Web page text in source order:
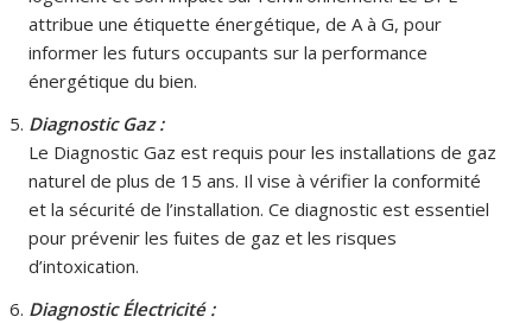
attribue une étiquette énergétique, de A à G, pour
informer les futurs occupants sur la performance
énergétique du bien.
Diagnostic Gaz :
Le Diagnostic Gaz est requis pour les installations de gaz
naturel de plus de 15 ans. Il vise à vérifier la conformité
et la sécurité de l’installation. Ce diagnostic est essentiel
pour prévenir les fuites de gaz et les risques
d’intoxication.
Diagnostic Électricité :